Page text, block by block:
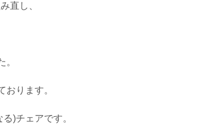
直し、
。
ります。
)チェアです。